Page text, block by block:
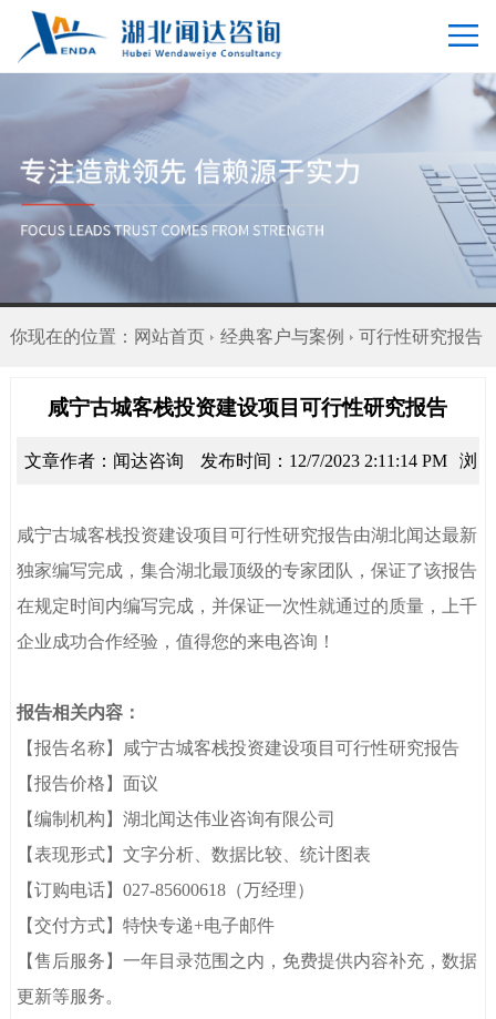
你现在的位置： 网站首页 经典客户与案例 可行性研究报告
咸宁古城客栈投资建设项目可行性研究报告
文章作者：闻达咨询 发布时间：12/7/2023 2:11:14 PM 浏
咸宁古城客栈投资建设项目可行性研究报告由湖北闻达最新
独家编写完成，集合湖北最顶级的专家团队，保证了该报告
在规定时间内编写完成 ，并保证一次性就通过的质量，上千
企业成功合作经验，值得您的来电咨询！
报告相关内容：
【报告名称】 咸宁古城客栈投资建设项目可行性研究报告
【报告价格】面议
【编制机构】湖北闻达伟业咨询有限公司
【表现形式】文字分析、数据比较、统计图表
【订购电话】027-85600618 （万经理）
【交付方式】特快专递+电子邮件
【售后服务】一年目录范围之内，免费提供内容补充，数据
更新等服务。